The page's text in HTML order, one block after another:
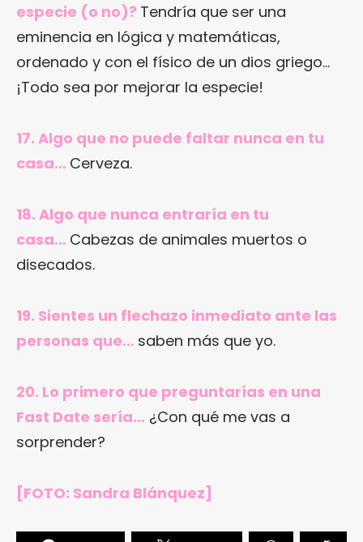
especie (o no)? Tendría que ser una
eminencia en lógica y matemáticas,
ordenado y con el físico de un dios griego…
¡Todo sea por mejorar la especie!
17. Algo que no puede faltar nunca en tu
casa… Cerveza.
18. Algo que nunca entraría en tu
casa… Cabezas de animales muertos o
disecados.
19. Sientes un flechazo inmediato ante las
personas que… saben más que yo.
20. Lo primero que preguntarías en una
Fast Date sería… ¿Con qué me vas a
sorprender?
[FOTO: Sandra Blánquez]